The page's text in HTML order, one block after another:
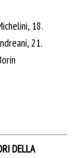
18.
21.
DELLA